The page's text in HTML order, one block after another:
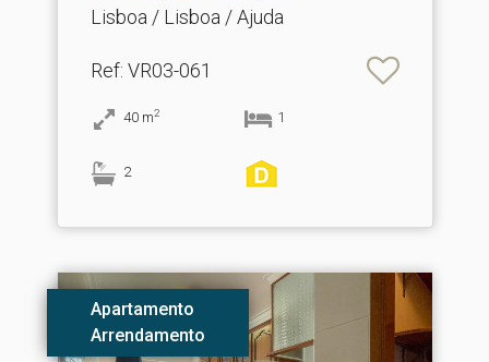
Lisboa / Lisboa / Ajuda
Ref: VR03-061
40 m2 1
2
Apartamento
Arrendamento